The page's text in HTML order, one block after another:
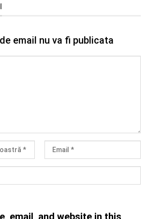
email nu va fi publicata
email, and website in this